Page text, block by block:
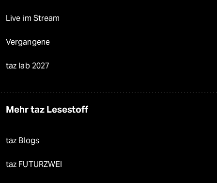
Live im Stream
Vergangene
taz lab 2027
Mehr taz Lesestoff
taz Blogs
taz FUTURZWEI